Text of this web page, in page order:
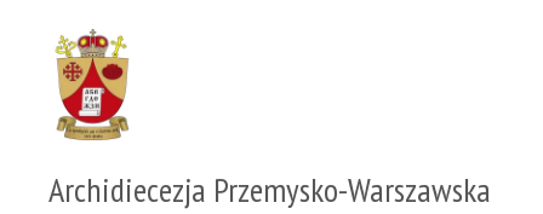
Archidiecezja Przemysko-Warszawska